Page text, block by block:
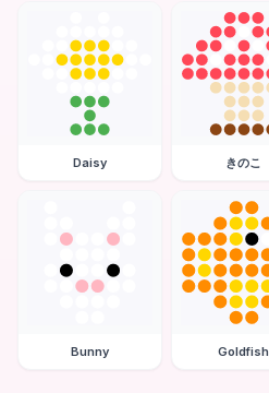
Daisy きのこ
Bunny Goldfish